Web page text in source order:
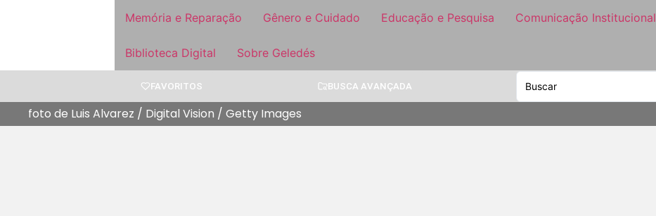
Memória e Reparação Gênero e Cuidado Educação e Pesquisa Comunicação Institucional
Biblioteca Digital Sobre Geledés
FAVORITOS BUSCA AVANÇADA
foto de Luis Alvarez / Digital Vision / Getty Images